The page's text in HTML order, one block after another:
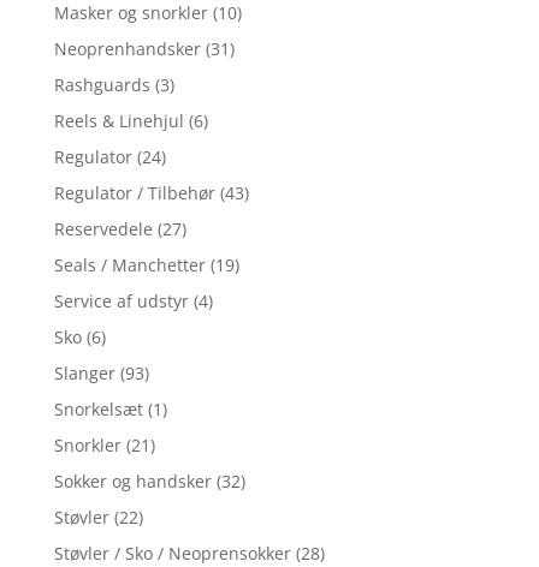
Masker og snorkler (10)
Neoprenhandsker (31)
Rashguards (3)
Reels & Linehjul (6)
Regulator (24)
Regulator / Tilbehør (43)
Reservedele (27)
Seals / Manchetter (19)
Service af udstyr (4)
Sko (6)
Slanger (93)
Snorkelsæt (1)
Snorkler (21)
Sokker og handsker (32)
Støvler (22)
Støvler / Sko / Neoprensokker (28)